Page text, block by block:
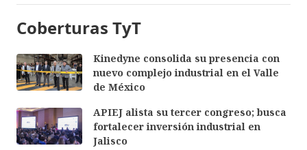
Coberturas TyT
Kinedyne consolida su presencia con
nuevo complejo industrial en el Valle
de México
APIEJ alista su tercer congreso; busca
fortalecer inversión industrial en
Jalisco